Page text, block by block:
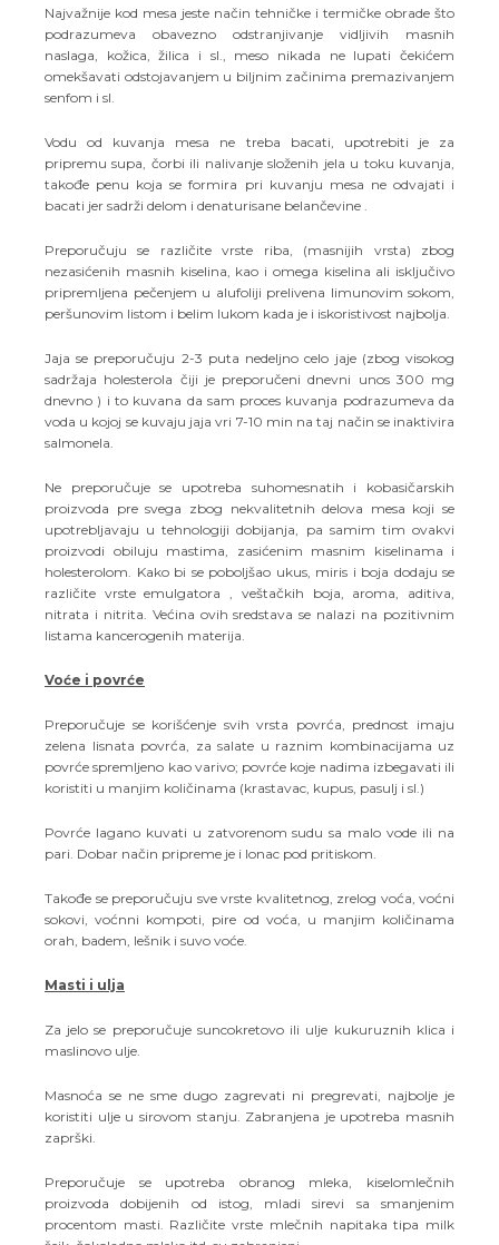
Najvažnije kod mesa jeste način tehničke i termičke obrade što
podrazumeva obavezno odstranjivanje vidljivih masnih
naslaga, kožica, žilica i sl., meso nikada ne lupati čekićem
omekšavati odstojavanjem u biljnim začinima premazivanjem
senfom i sl.
Vodu od kuvanja mesa ne treba bacati, upotrebiti je za
pripremu supa, čorbi ili nalivanje složenih jela u toku kuvanja,
takođe penu koja se formira pri kuvanju mesa ne odvajati i
bacati jer sadrži delom i denaturisane belančevine .
Preporučuju se različite vrste riba, (masnijih vrsta) zbog
nezasićenih masnih kiselina, kao i omega kiselina ali isključivo
pripremljena pečenjem u alufoliji prelivena limunovim sokom,
peršunovim listom i belim lukom kada je i iskoristivost najbolja.
Jaja se preporučuju 2-3 puta nedeljno celo jaje (zbog visokog
sadržaja holesterola čiji je preporučeni dnevni unos 300 mg
dnevno ) i to kuvana da sam proces kuvanja podrazumeva da
voda u kojoj se kuvaju jaja vri 7-10 min na taj način se inaktivira
salmonela.
Ne preporučuje se upotreba suhomesnatih i kobasičarskih
proizvoda pre svega zbog nekvalitetnih delova mesa koji se
upotrebljavaju u tehnologiji dobijanja, pa samim tim ovakvi
proizvodi obiluju mastima, zasićenim masnim kiselinama i
holesterolom. Kako bi se poboljšao ukus, miris i boja dodaju se
različite vrste emulgatora , veštačkih boja, aroma, aditiva,
nitrata i nitrita. Većina ovih sredstava se nalazi na pozitivnim
listama kancerogenih materija.
Voće i povrće
Preporučuje se korišćenje svih vrsta povrća, prednost imaju
zelena lisnata povrća, za salate u raznim kombinacijama uz
povrće spremljeno kao varivo; povrće koje nadima izbegavati ili
koristiti u manjim količinama (krastavac, kupus, pasulj i sl.)
Povrće lagano kuvati u zatvorenom sudu sa malo vode ili na
pari. Dobar način pripreme je i lonac pod pritiskom.
Takođe se preporučuju sve vrste kvalitetnog, zrelog voća, voćni
sokovi, voćnni kompoti, pire od voća, u manjim količinama
orah, badem, lešnik i suvo voće.
Masti i ulja
Za jelo se preporučuje suncokretovo ili ulje kukuruznih klica i
maslinovo ulje.
Masnoća se ne sme dugo zagrevati ni pregrevati, najbolje je
koristiti ulje u sirovom stanju. Zabranjena je upotreba masnih
zaprški.
Preporučuje se upotreba obranog mleka, kiselomlečnih
proizvoda dobijenih od istog, mladi sirevi sa smanjenim
procentom masti. Različite vrste mlečnih napitaka tipa milk